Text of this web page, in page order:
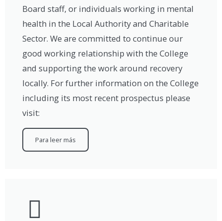
Board staff, or individuals working in mental
health in the Local Authority and Charitable
Sector. We are committed to continue our
good working relationship with the College
and supporting the work around recovery
locally. For further information on the College
including its most recent prospectus please
visit:
Para leer más